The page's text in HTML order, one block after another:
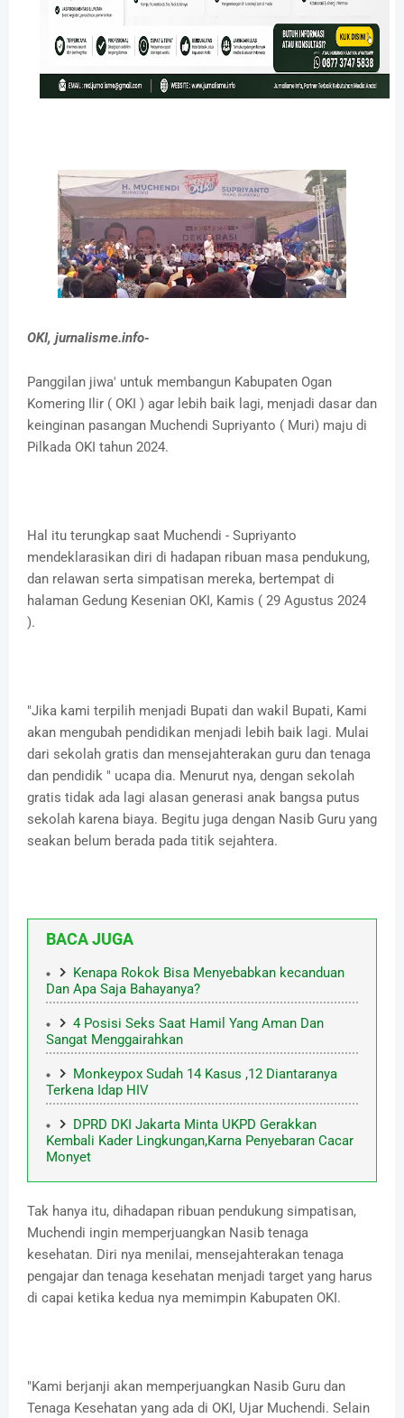
OKI, jurnalisme.info-
Panggilan jiwa' untuk membangun Kabupaten Ogan
Komering Ilir ( OKI ) agar lebih baik lagi, menjadi dasar dan
keinginan pasangan Muchendi Supriyanto ( Muri) maju di
Pilkada OKI tahun 2024.
Hal itu terungkap saat Muchendi - Supriyanto
mendeklarasikan diri di hadapan ribuan masa pendukung,
dan relawan serta simpatisan mereka, bertempat di
halaman Gedung Kesenian OKI, Kamis ( 29 Agustus 2024
).
"Jika kami terpilih menjadi Bupati dan wakil Bupati, Kami
akan mengubah pendidikan menjadi lebih baik lagi. Mulai
dari sekolah gratis dan mensejahterakan guru dan tenaga
dan pendidik " ucapa dia. Menurut nya, dengan sekolah
gratis tidak ada lagi alasan generasi anak bangsa putus
sekolah karena biaya. Begitu juga dengan Nasib Guru yang
seakan belum berada pada titik sejahtera.
BACA JUGA
Kenapa Rokok Bisa Menyebabkan kecanduan
Dan Apa Saja Bahayanya?
4 Posisi Seks Saat Hamil Yang Aman Dan
Sangat Menggairahkan
Monkeypox Sudah 14 Kasus ,12 Diantaranya
Terkena Idap HIV
DPRD DKI Jakarta Minta UKPD Gerakkan
Kembali Kader Lingkungan,Karna Penyebaran Cacar
Monyet
Tak hanya itu, dihadapan ribuan pendukung simpatisan,
Muchendi ingin memperjuangkan Nasib tenaga
kesehatan. Diri nya menilai, mensejahterakan tenaga
pengajar dan tenaga kesehatan menjadi target yang harus
di capai ketika kedua nya memimpin Kabupaten OKI.
"Kami berjanji akan memperjuangkan Nasib Guru dan
Tenaga Kesehatan yang ada di OKI, Ujar Muchendi. Selain